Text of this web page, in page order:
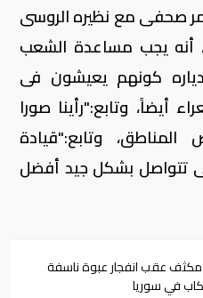
صحفى مع نظيره الروسى
أنه يجب مساعدة الشعب
كونهم يعيشون فى
أيضاً، وتابع:"رأينا صورا
وتابع:"قيادة
تتواصل بشكل جيد أفضل
مكثف عقب انفجار عبوة ناسفة
في سوريا